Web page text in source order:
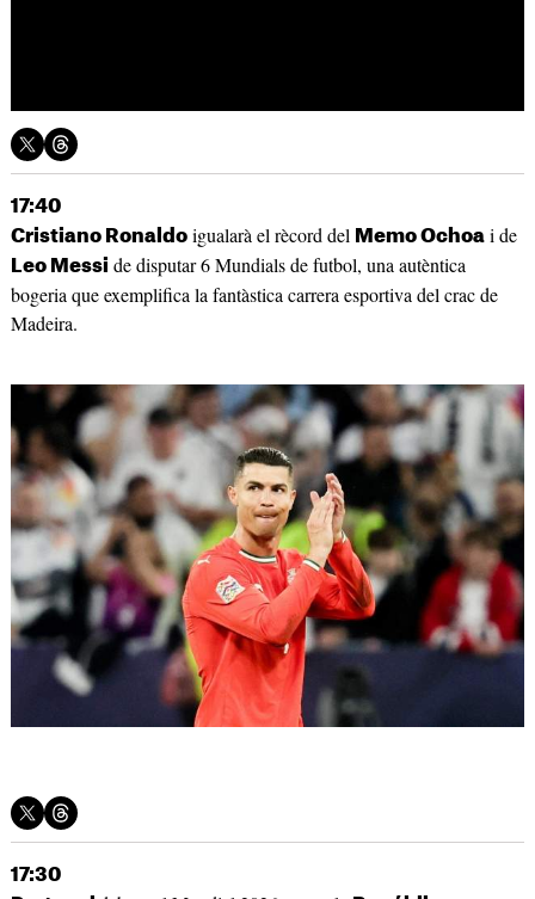
17:40
Cristiano Ronaldoigualarà el rècord del Memo Ochoai de
Leo Messi de disputar 6 Mundials de futbol, una autèntica
bogeria que exemplifica la fantàstica carrera esportiva del crac de
Madeira.
17:30